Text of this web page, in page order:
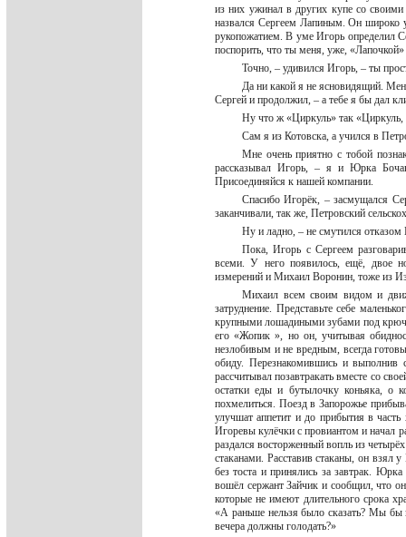
из них ужинал в других купе со
назвался Сергеем Лапиным. Он широко
рукопожатием. В уме Игорь определил
поспорить, что ты меня, уже,
Точно, – удивился Игорь, – ты
Да ни какой я не ясновидящий.
Сергей и продолжил, – а тебе я бы дал
Ну что ж «Циркуль» так «Циркуль,
Сам я из Котовска, а учился в
Мне очень приятно с тобой
рассказывал Игорь, – я и Юрка
Присоединяйся к нашей компании.
Спасибо Игорёк, – засмущался
заканчивали, так же, Петровский
Ну и ладно, – не смутился
Пока, Игорь с Сергеем
всеми. У него появилось, ещё, двое
измерений и Михаил Воронин, тоже из
Михаил всем своим видом и
затруднение. Представьте себе
крупными лошадиными зубами под
его «Жопик », но он, учитывая
незлобивым и не вредным, всегда
обиду. Перезнакомившись и выполнив
рассчитывал позавтракать вместе со
остатки еды и бутылочку коньяка, о
похмелиться. Поезд в Запорожье
улучшат аппетит и до прибытия в
Игоревы кулёчки с провиантом и начал
раздался восторженный вопль из
стаканами. Расставив стаканы, он
без тоста и принялись за завтрак.
вошёл сержант Зайчик и сообщил, что
которые не имеют длительного срока
«А раньше нельзя было сказать? Мы бы
вечера должны голодать?»